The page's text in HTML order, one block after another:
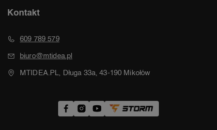
Kontakt
609 789 579
biuro@mtidea.pl
MTIDEA.PL, Długa 33a, 43-190 Mikołów